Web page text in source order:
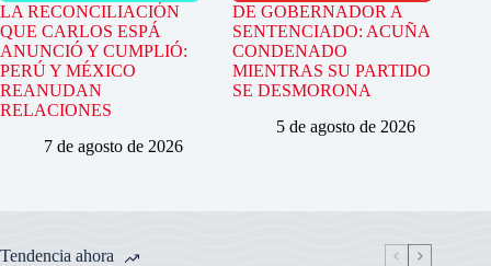
LA RECONCILIACIÓN
QUE CARLOS ESPÁ
ANUNCIÓ Y CUMPLIÓ:
PERÚ Y MÉXICO
REANUDAN
RELACIONES
7 de agosto de 2026
DE GOBERNADOR A
SENTENCIADO: ACUÑA
CONDENADO
MIENTRAS SU PARTIDO
SE DESMORONA
5 de agosto de 2026
Tendencia ahora